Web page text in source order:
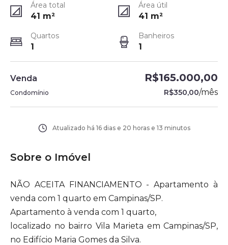
Área total
41 m²
Área útil
41 m²
Quartos
1
Banheiros
1
Venda R$165.000,00
Condomínio R$350,00/mês
Atualizado há 16 dias e 20 horas e 13 minutos
Sobre o Imóvel
NÃO ACEITA FINANCIAMENTO - Apartamento à
venda com 1 quarto em Campinas/SP.
Apartamento à venda com 1 quarto,
localizado no bairro Vila Marieta em Campinas/SP,
no Edifício Maria Gomes da Silva.